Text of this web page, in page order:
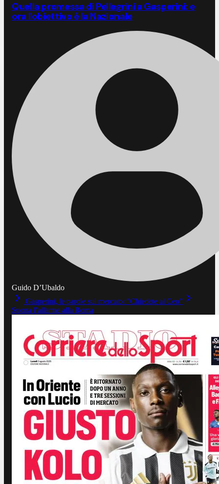
Quella promessa di Pellegrini a Gasperini: e
ora l'obiettivo è la Nazionale
Guido D’Ubaldo
Gasperini, le parole sul mercato: "Chiedete al Ceo"
Suona l’allarme alla Roma